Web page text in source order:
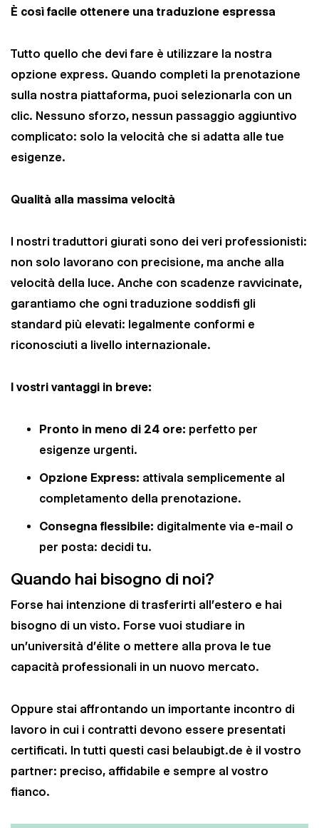
È così facile ottenere una traduzione espressa
Tutto quello che devi fare è utilizzare la nostra
opzione express. Quando completi la prenotazione
sulla nostra piattaforma, puoi selezionarla con un
clic. Nessuno sforzo, nessun passaggio aggiuntivo
complicato: solo la velocità che si adatta alle tue
esigenze.
Qualità alla massima velocità
I nostri traduttori giurati sono dei veri professionisti:
non solo lavorano con precisione, ma anche alla
velocità della luce. Anche con scadenze ravvicinate,
garantiamo che ogni traduzione soddisfi gli
standard più elevati: legalmente conformi e
riconosciuti a livello internazionale.
I vostri vantaggi in breve:
Pronto in meno di 24 ore: perfetto per
esigenze urgenti.
Opzione Express: attivala semplicemente al
completamento della prenotazione.
Consegna flessibile: digitalmente via e-mail o
per posta: decidi tu.
Quando hai bisogno di noi?
Forse hai intenzione di trasferirti all'estero e hai
bisogno di un visto. Forse vuoi studiare in
un'università d'élite o mettere alla prova le tue
capacità professionali in un nuovo mercato.
Oppure stai affrontando un importante incontro di
lavoro in cui i contratti devono essere presentati
certificati. In tutti questi casi belaubigt.de è il vostro
partner: preciso, affidabile e sempre al vostro
fianco.